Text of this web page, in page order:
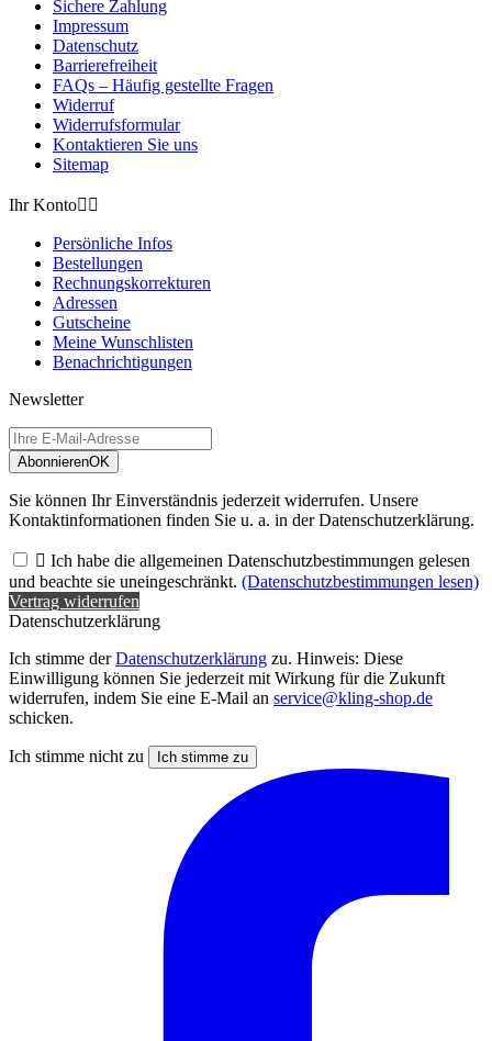
Sichere Zahlung
Impressum
Datenschutz
Barrierefreiheit
FAQs – Häufig gestellte Fragen
Widerruf
Widerrufsformular
Kontaktieren Sie uns
Sitemap
Ihr Konto 
Persönliche Infos
Bestellungen
Rechnungskorrekturen
Adressen
Gutscheine
Meine Wunschlisten
Benachrichtigungen
Newsletter
AbonnierenOK
Sie können Ihr Einverständnis jederzeit widerrufen. Unsere
Kontaktinformationen finden Sie u. a. in der Datenschutzerklärung.
 Ich habe die allgemeinen Datenschutzbestimmungen gelesen
und beachte sie uneingeschränkt. (Datenschutzbestimmungen lesen)
Vertrag widerrufen
Datenschutzerklärung
Ich stimme derDatenschutzerklärung zu. Hinweis: Diese
Einwilligung können Sie jederzeit mit Wirkung für die Zukunft
widerrufen, indem Sie eine E-Mail an service@kling-shop.de
schicken.
Ich stimme nicht zu Ich stimme zu